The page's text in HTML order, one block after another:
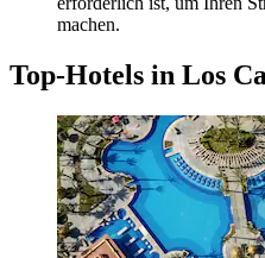
machen.
Top-Hotels in Los